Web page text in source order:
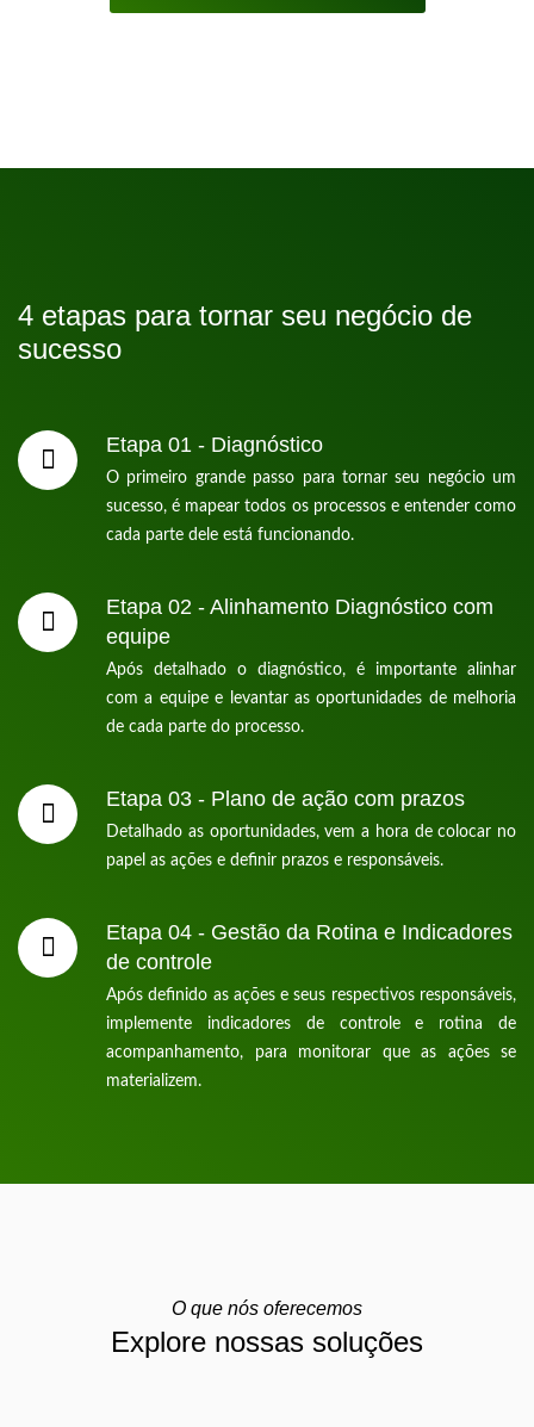
4 etapas para tornar seu negócio de
sucesso
Etapa 01 - Diagnóstico
O primeiro grande passo para tornar seu negócio um
sucesso, é mapear todos os processos e entender como
cada parte dele está funcionando.
Etapa 02 - Alinhamento Diagnóstico com
equipe
Após detalhado o diagnóstico, é importante alinhar
com a equipe e levantar as oportunidades de melhoria
de cada parte do processo.
Etapa 03 - Plano de ação com prazos
Detalhado as oportunidades, vem a hora de colocar no
papel as ações e definir prazos e responsáveis.
Etapa 04 - Gestão da Rotina e Indicadores
de controle
Após definido as ações e seus respectivos responsáveis,
implemente indicadores de controle e rotina de
acompanhamento, para monitorar que as ações se
materializem.
O que nós oferecemos
Explore nossas soluções